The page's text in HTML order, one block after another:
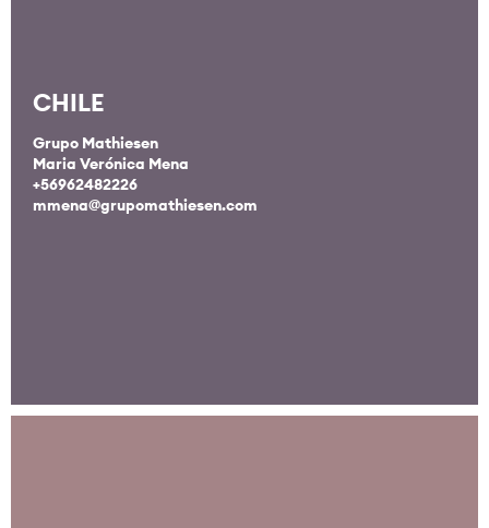
CHILE
Grupo Mathiesen
Maria Verónica Mena
+56962482226
mmena@grupomathiesen.com